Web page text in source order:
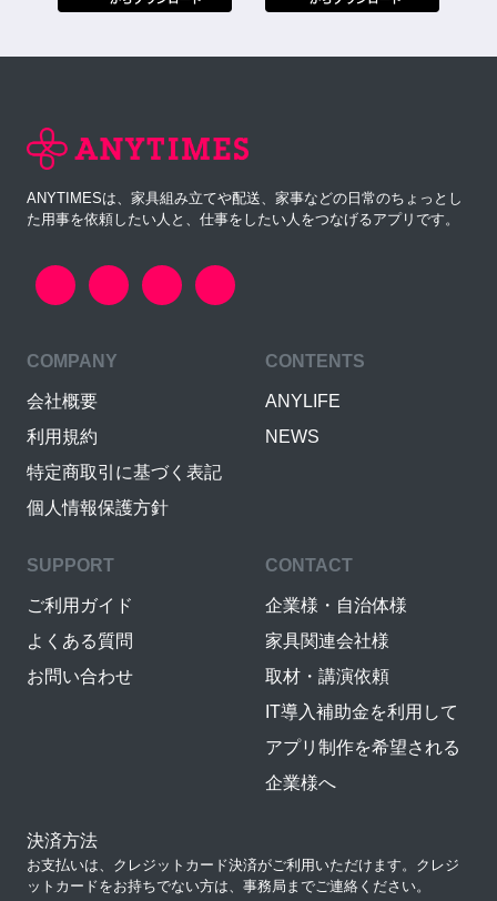
ANYTIMESは、家具組み立てや配送、家事などの日常のちょっとし
た用事を依頼したい人と、仕事をしたい人をつなげるアプリです。
COMPANY
会社概要
利用規約
特定商取引に基づく表記
個人情報保護方針
CONTENTS
ANYLIFE
NEWS
SUPPORT
ご利用ガイド
よくある質問
お問い合わせ
CONTACT
企業様・自治体様
家具関連会社様
取材・講演依頼
IT導入補助金を利用して
アプリ制作を希望される
企業様へ
決済方法
お支払いは、クレジットカード決済がご利用いただけます。クレジ
ットカードをお持ちでない方は、事務局までご連絡ください。